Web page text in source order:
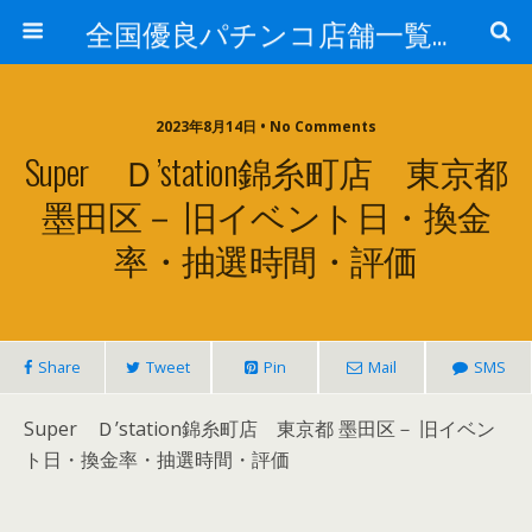
全国優良パチンコ店舗一覧：プロ厳選ガイド
2023年8月14日 • No Comments
Super Ｄ’station錦糸町店 東京都
墨田区－ 旧イベント日・換金
率・抽選時間・評価
Share Tweet Pin Mail SMS
Super Ｄ’station錦糸町店 東京都 墨田区－ 旧イベン
ト日・換金率・抽選時間・評価